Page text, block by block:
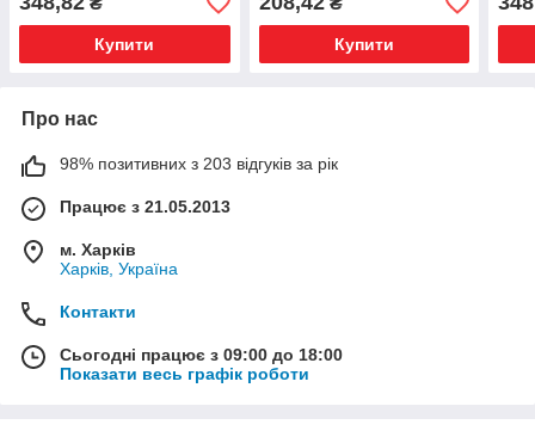
Купити Купити
Про нас
98% позитивних з 203 відгуків за рік
Працює з 21.05.2013
м. Харків
Харків, Україна
Контакти
Сьогодні працює з 09:00 до 18:00
Показати весь графік роботи